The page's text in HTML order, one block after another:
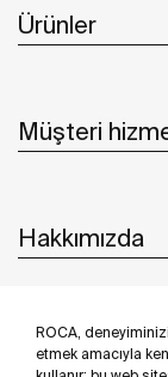
ROCA,
etmek amacıyla
Ürünler
Müşteri
Hakkımızda
İlham &